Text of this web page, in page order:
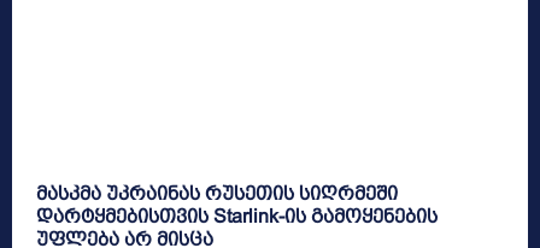
მასკმა უკრაინას რუსეთის სიღრმეში
დარტყმებისთვის Starlink-ის გამოყენების
უფლება არ მისცა